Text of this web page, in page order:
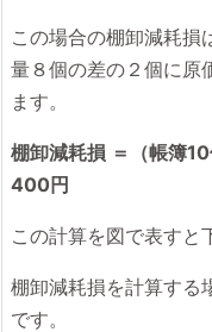
この場合の棚卸減耗損
量８個の差の２個に原
ます。
棚卸減耗損 ＝（帳簿
400円
この計算を図で表すと
棚卸減耗損を計算する
です。